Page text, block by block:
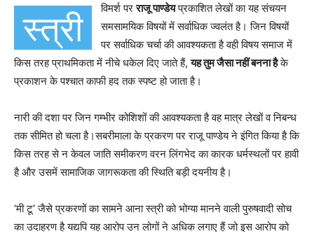
स्त्री विमर्श परराजू पाण्डेयप्रकाशित लेखों का यह संचयन
समसामयिक विषयों में सर्वाधिक ज्वलंत है। जिन विषयों
पर सर्वाधिक चर्चा की आवश्यकता है वही विषय समाज में
किस तरह प्राथमिकता में नीचे धकेल दिए जाते हैं,यह तुम जैसा नहीं बनना हैके
प्रकाशन के पश्चात काफी हद तक स्पष्ट हो जाता है।
नारी की दशा पर जिन गम्भीर कोशिशों की आवश्यकता है वह मात्र लेखों व निबन्ध
तक सीमित हो चला है।सबरीमाला के प्रकरण पर राजू पाण्डेय ने इंगित किया है कि
किस तरह से न केवल जाति समीकरण वरन लिंगभेद का कारक धर्मस्थलों पर हावी
है और उसमें सामाजिक जागरूकता की स्थिति बड़ी दयनीय है।
‘मी टू’ जैसे प्रकरणों का सामने आना स्त्री को भोग्या मानने वाली पुरुषवादी सोच
का उदाहरण है यद्यपि यह आरोप उन लोगों ने अधिक लगाए हैं जो इस आरोप को